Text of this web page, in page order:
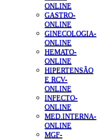
ONLINE
GASTRO-
ONLINE
GINECOLOGIA-
ONLINE
HEMATO-
ONLINE
HIPERTENSÃO
E RCV-
ONLINE
INFECTO-
ONLINE
MED.INTERNA-
ONLINE
MGF-